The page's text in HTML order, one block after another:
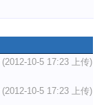
(2012-10-5 17:23 上传)
(2012-10-5 17:23 上传)